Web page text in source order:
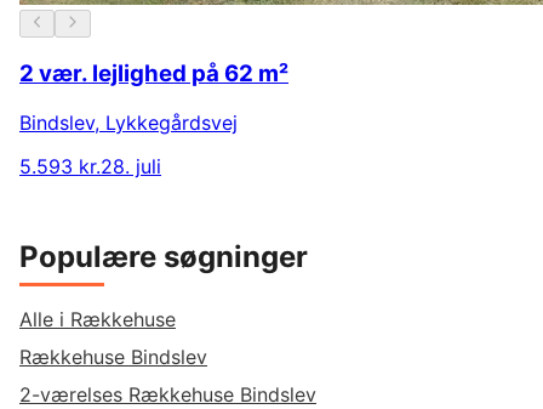
2 vær. lejlighed på 62 m²
Bindslev, Lykkegårdsvej
5.593 kr.28. juli
Populære søgninger
Alle i Rækkehuse
Rækkehuse Bindslev
2-værelses Rækkehuse Bindslev